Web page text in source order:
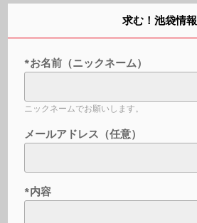
求む！池袋情報
*お名前（ニックネーム）
ニックネームでお願いします。
メールアドレス（任意）
*内容